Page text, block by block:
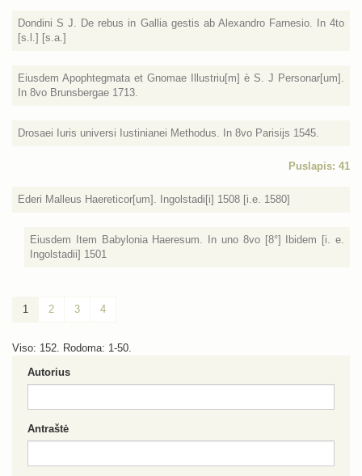
Dondini S J. De rebus in Gallia gestis ab Alexandro Farnesio. In 4to
[s.l.] [s.a.]
Eiusdem Apophtegmata et Gnomae Illustriu[m] è S. J Personar[um].
In 8vo Brunsbergae 1713.
Drosaei Iuris universi Iustinianei Methodus. In 8vo Parisijs 1545.
Puslapis: 41
Ederi Malleus Haereticor[um]. Ingolstadi[i] 1508 [i.e. 1580]
Eiusdem Item Babylonia Haeresum. In uno 8vo [8°] Ibidem [i. e.
Ingolstadii] 1501
1 2 3 4
Viso: 152. Rodoma: 1-50.
Autorius
Antraštė